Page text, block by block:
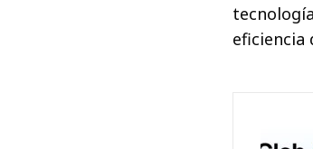
eficiencia